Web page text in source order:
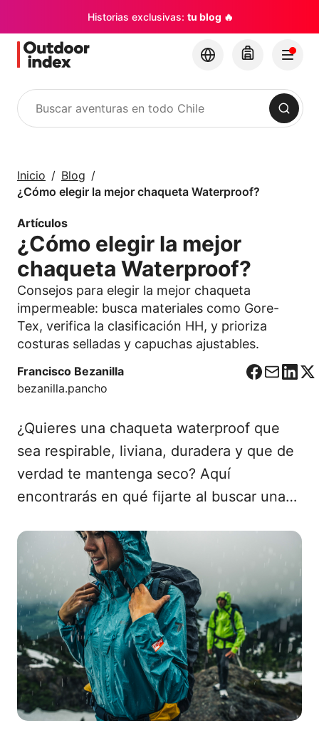
Historias exclusivas: tu blog 🔥
Buscar
Inicio
Blog
¿Cómo elegir la mejor chaqueta Waterproof?
Artículos
¿Cómo elegir la mejor
chaqueta Waterproof?
Consejos para elegir la mejor chaqueta
impermeable: busca materiales como Gore-
Tex, verifica la clasificación HH, y prioriza
costuras selladas y capuchas ajustables.
Francisco Bezanilla
bezanilla.pancho
F
e
b
k
C
r
e
L
e
n
X
¿Quieres una chaqueta waterproof que
sea respirable, liviana, duradera y que de
verdad te mantenga seco? Aquí
encontrarás en qué fijarte al buscar una…
rincones con
Outdoor Index